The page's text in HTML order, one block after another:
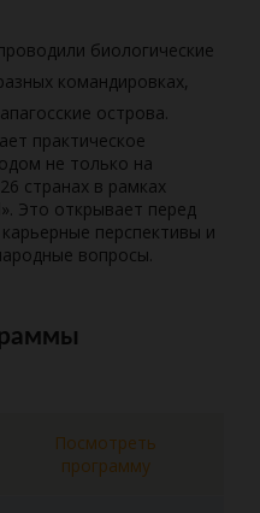
биологические
командировках,
острова.
практическое
не только на
странах в рамках
Это открывает перед
перспективы и
вопросы.
Посмотреть
программу